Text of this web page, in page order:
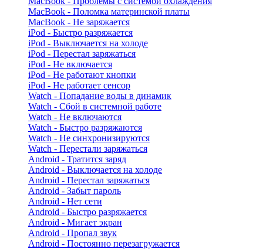
MacBook - Поломка материнской платы
MacBook - Не заряжается
iPod - Быстро разряжается
iPod - Выключается на холоде
iPod - Перестал заряжаться
iPod - Не включается
iPod - Не работают кнопки
iPod - Не работает сенсор
Watch - Попадание воды в динамик
Watch - Сбой в системной работе
Watch - Не включаются
Watch - Быстро разряжаются
Watch - Не синхронизируются
Watch - Перестали заряжаться
Android - Тратится заряд
Android - Выключается на холоде
Android - Перестал заряжаться
Android - Забыт пароль
Android - Нет сети
Android - Быстро разряжается
Android - Мигает экран
Android - Пропал звук
Android - Постоянно перезагружается